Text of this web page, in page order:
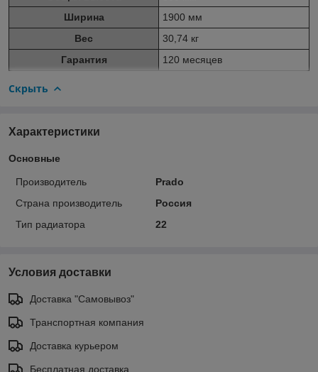
Ширина
1900 мм
Вес
30,74 кг
Гарантия
120 месяцев
Скрыть
Характеристики
Основные
Производитель
Prado
Страна производитель
Россия
Тип радиатора
22
Условия доставки
Доставка "Самовывоз"
Транспортная компания
Доставка курьером
Бесплатная доставка